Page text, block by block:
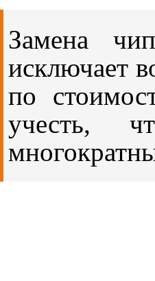
Замена
исключает
по
учесть,